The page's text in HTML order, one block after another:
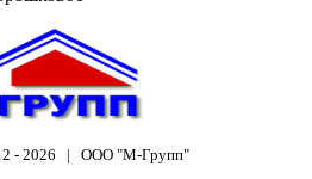
- 2026 | ООО "М-Групп"